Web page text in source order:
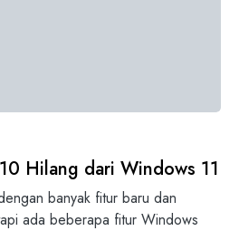
Hilang dari Windows 11
banyak fitur baru dan
ada beberapa fitur Windows